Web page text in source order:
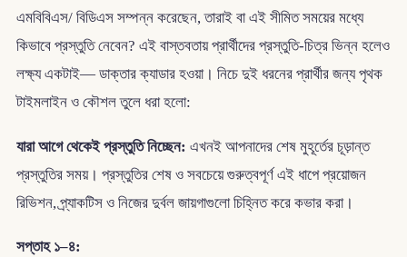
এমবিবিএস/ বিডিএস সম্পন্ন করেছেন, তারাই বা এই সীমিত সময়ের মধ্যে
কিভাবে প্রস্তুতি নেবেন? এই বাস্তবতায় প্রার্থীদের প্রস্তুতি-চিত্র ভিন্ন হলেও
লক্ষ্য একটাই— ডাক্তার ক্যাডার হওয়া। নিচে দুই ধরনের প্রার্থীর জন্য পৃথক
টাইমলাইন ও কৌশল তুলে ধরা হলো:
যারা আগে থেকেই প্রস্তুতি নিচ্ছেন: এখনই আপনাদের শেষ মুহূর্তের চূড়ান্ত
প্রস্তুতির সময়। প্রস্তুতির শেষ ও সবচেয়ে গুরুত্বপূর্ণ এই ধাপে প্রয়োজন
রিভিশন, প্র্যাকটিস ও নিজের দুর্বল জায়গাগুলো চিহ্নিত করে কভার করা।
সপ্তাহ ১–৪: